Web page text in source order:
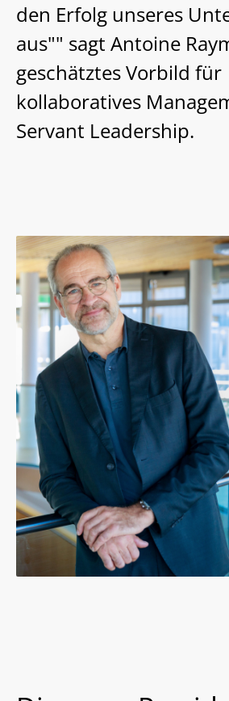
den Erfolg unseres
aus"" sagt Antoine
geschätztes Vorbild für
kollaboratives
Servant Leadership.